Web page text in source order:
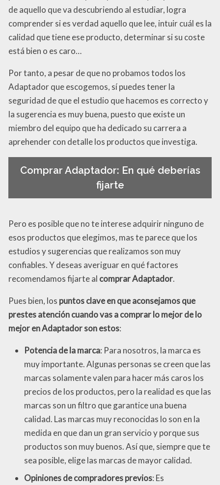
de aquello que va descubriendo al estudiar, logra
comprender si es verdad aquello que lee, intuir cuál es la
calidad que tiene ese producto, determinar si su coste
está bien o es caro…
Por tanto, a pesar de que no probamos todos los
Adaptador que escogemos, sí puedes tener la
seguridad de que el estudio que hacemos es correcto y
la sugerencia es muy buena, puesto que existe un
miembro del equipo que ha dedicado su carrera a
aprehender con detalle los productos que investiga.
Comprar Adaptador: En qué deberías
fijarte
Pero es posible que no te interese adquirir ninguno de
esos productos que elegimos, mas te parece que los
estudios y sugerencias que realizamos son muy
confiables. Y deseas averiguar en qué factores
recomendamos fijarte al comprar Adaptador.
Pues bien, los puntos clave en que aconsejamos que
prestes atención cuando vas a comprar lo mejor de lo
mejor en Adaptador son estos:
Potencia de la marca: Para nosotros, la marca es
muy importante. Algunas personas se creen que las
marcas solamente valen para hacer más caros los
precios de los productos, pero la realidad es que las
marcas son un filtro que garantice una buena
calidad. Las marcas muy reconocidas lo son en la
medida en que dan un gran servicio y porque sus
productos son muy buenos. Así que, siempre que te
sea posible, elige las marcas de mayor calidad.
Opiniones de compradores previos: Es